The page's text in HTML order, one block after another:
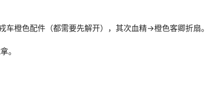
车橙色配件（都需要先解开），其次血精→橙色客卿折扇。
。